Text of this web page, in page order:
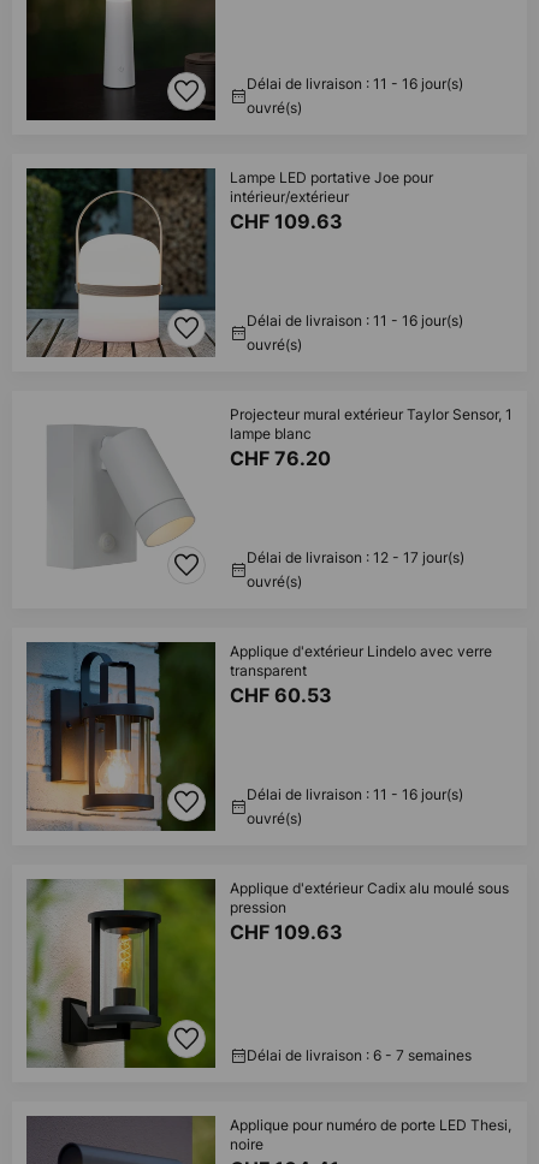
Délai de livraison : 11 - 16 jour(s)
ouvré(s)
Lampe LED portative Joe pour
intérieur/extérieur
CHF 109.63
Délai de livraison : 11 - 16 jour(s)
ouvré(s)
Projecteur mural extérieur Taylor Sensor, 1
lampe blanc
CHF 76.20
Délai de livraison : 12 - 17 jour(s)
ouvré(s)
Applique d'extérieur Lindelo avec verre
transparent
CHF 60.53
Délai de livraison : 11 - 16 jour(s)
ouvré(s)
Applique d'extérieur Cadix alu moulé sous
pression
CHF 109.63
Délai de livraison : 6 - 7 semaines
Applique pour numéro de porte LED Thesi,
noire